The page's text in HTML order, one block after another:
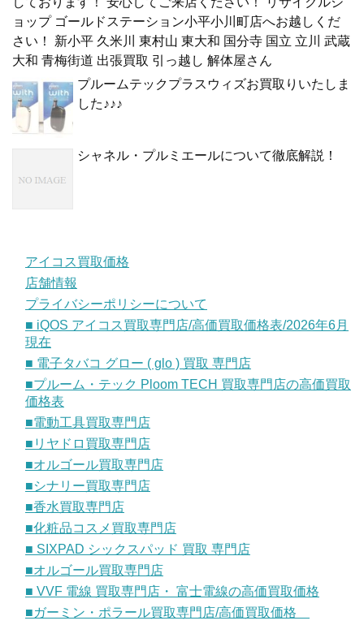
ョップ ゴールドステーション小平小川町店へお越しくだ
さい！ 新小平 久米川 東村山 東大和 国分寺 国立 立川 武蔵
大和 青梅街道 出張買取 引っ越し 解体屋さん
プルームテックプラスウィズお買取りいたしま
した♪♪♪
シャネル・プルミエールについて徹底解説！
アイコス買取価格
店舗情報
プライバシーポリシーについて
■ iQOS アイコス買取専門店/高価買取価格表/2026年6月
現在
■ 電子タバコ グロー ( glo ) 買取 専門店
■プルーム・テック Ploom TECH 買取専門店の高価買取
価格表
■電動工具買取専門店
■リヤドロ買取専門店
■オルゴール買取専門店
■シナリー買取専門店
■香水買取専門店
■化粧品コスメ買取専門店
■ SIXPAD シックスパッド 買取 専門店
■オルゴール買取専門店
■ VVF 電線 買取専門店・ 富士電線の高価買取価格
■ガーミン・ポラール買取専門店/高価買取価格